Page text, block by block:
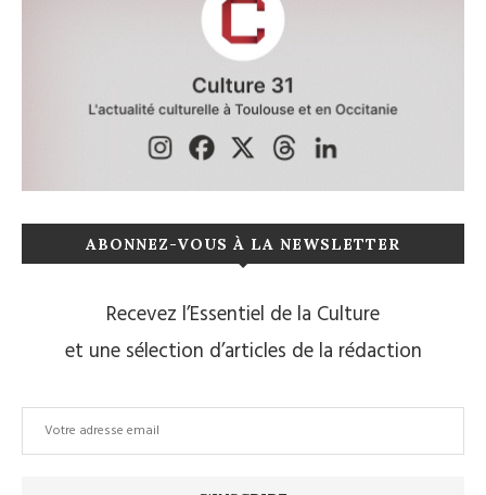
ABONNEZ-VOUS À LA NEWSLETTER
Recevez l’Essentiel de la Culture
et une sélection d’articles de la rédaction